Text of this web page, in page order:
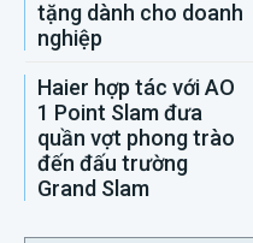
tặng dành cho doanh
nghiệp
Haier hợp tác với AO
1 Point Slam đưa
quần vợt phong trào
đến đấu trường
Grand Slam